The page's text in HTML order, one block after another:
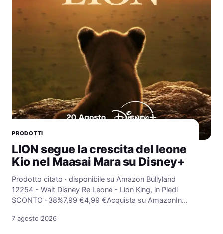
PRODOTTI
LION segue la crescita del leone
Kio nel Maasai Mara su Disney+
Prodotto citato · disponibile su Amazon Bullyland
12254 - Walt Disney Re Leone - Lion King, in Piedi
SCONTO -38%7,99 €4,99 €Acquista su AmazonIn…
7 agosto 2026